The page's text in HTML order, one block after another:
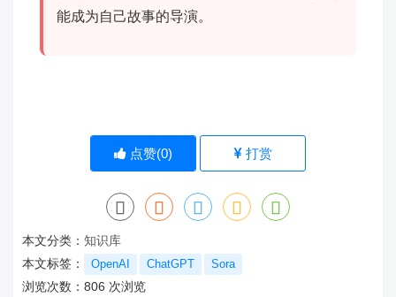
能成为自己故事的导演。
点赞(0) 打赏
本文分类： 知识库
本文标签：
OpenAI ChatGPT Sora
浏览次数： 806 次浏览